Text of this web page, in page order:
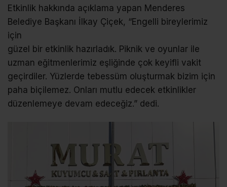
Etkinlik hakkında açıklama yapan Menderes
Belediye Başkanı İlkay Çiçek, “Engelli bireylerimiz
için
güzel bir etkinlik hazırladık. Piknik ve oyunlar ile
uzman eğitmenlerimiz eşliğinde çok keyifli vakit
geçirdiler. Yüzlerde tebessüm oluşturmak bizim için
paha biçilemez. Onları mutlu edecek etkinlikler
düzenlemeye devam edeceğiz.” dedi.